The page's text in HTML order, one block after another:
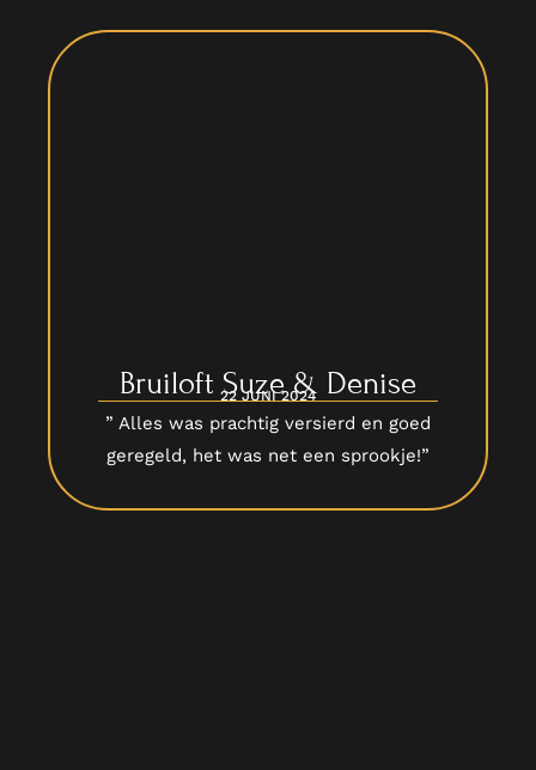
Bruiloft Suze & Denise
22 JUNI 2024
” Alles was prachtig versierd en goed
geregeld, het was net een sprookje!”